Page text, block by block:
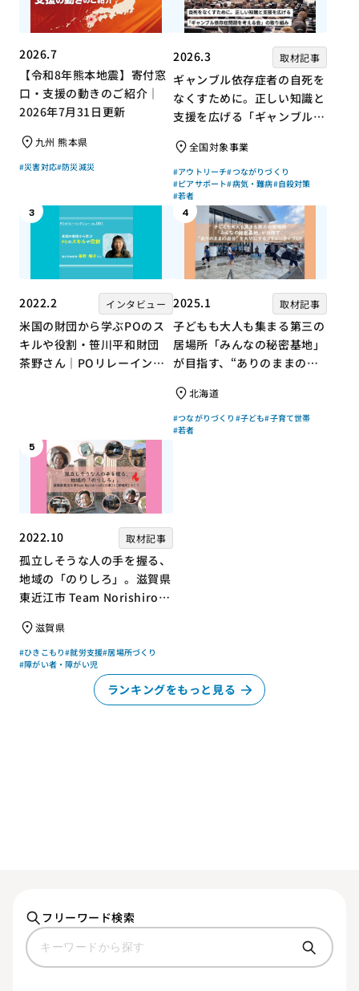
2026.7
【令和8年熊本地震】寄付窓
口・支援の動きのご紹介｜
2026年7月31日更新
九州 熊本県
#災害対応#防災減災
2026.3 取材記事
ギャンブル依存症者の自死を
なくすために。正しい知識と
支援を広げる「ギャンブル依
組み全国対象事業
#アウトリーチ#つながりづくり
#ピアサポート#病気・難病#自殺対策
#若者
3
2022.2 インタビュー
米国の財団から学ぶPOのス
キルや役割・笹川平和財団
茶野さん｜POリレーインタ
4
2025.1 取材記事
子どもも大人も集まる第三の
居場所「みんなの秘密基地」
が目指す、“ありのままの自
ィづくり
北海道
#つながりづくり #子ども#子育て世帯
#若者
5
2022.10 取材記事
孤立しそうな人の手を握る、
地域の「のりしろ」。滋賀県
東近江市 Team Norishiroの
滋賀県
#ひきこもり#就労支援#居場所づくり
#障がい者・障がい児
ランキングをもっと見る
フリーワード検索